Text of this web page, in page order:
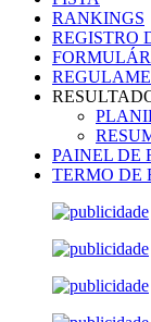
RANKINGS
REGISTRO
PAINEL DE
TERMO DE